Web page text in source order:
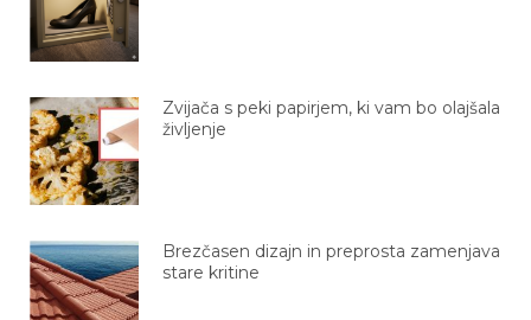
Zvijača s peki papirjem, ki vam bo olajšala
življenje
Brezčasen dizajn in preprosta zamenjava
stare kritine